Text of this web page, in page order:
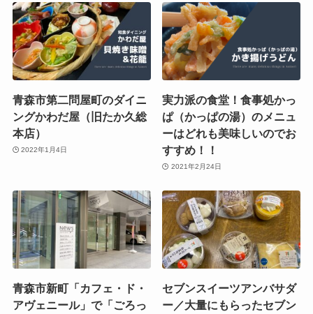
青森市第二問屋町のダイニ
ングかわだ屋（旧たか久総
本店）
2022年1月4日
実力派の食堂！食事処かっ
ぱ（かっぱの湯）のメニュ
ーはどれも美味しいのでお
すすめ！！
2021年2月24日
青森市新町「カフェ・ド・
アヴェニール」で「ごろっ
セブンスイーツアンバサダ
ー／大量にもらったセブン